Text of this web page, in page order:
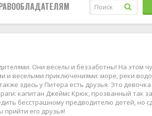
Они веселы и беззаботны! На этом
и веселыми приключениями: море, реки
здесь у Питера есть друзья. Это
капитан Джеймс Крюк, прозванный так
бесстрашному предводителю детей, но
прийти его друзья!